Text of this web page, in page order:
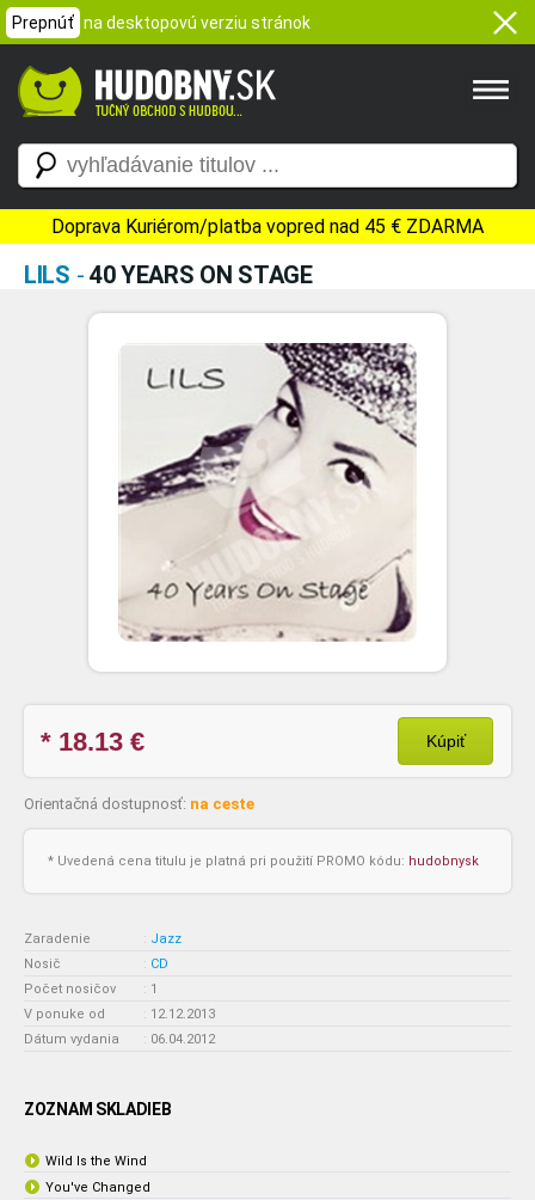
Prepnúť na desktopovú verziu stránok
Doprava Kuriérom/platba vopred nad 45 € ZDARMA
LILS - 40 YEARS ON STAGE
* 18.13 € Kúpiť
Orientačná dostupnosť: na ceste
* Uvedená cena titulu je platná pri použití PROMO kódu: hudobnysk
Zaradenie : Jazz
Nosič
: CD
Počet nosičov
: 1
V ponuke od
: 12.12.2013
Dátum vydania
: 06.04.2012
ZOZNAM SKLADIEB
Wild Is the Wind
You've Changed